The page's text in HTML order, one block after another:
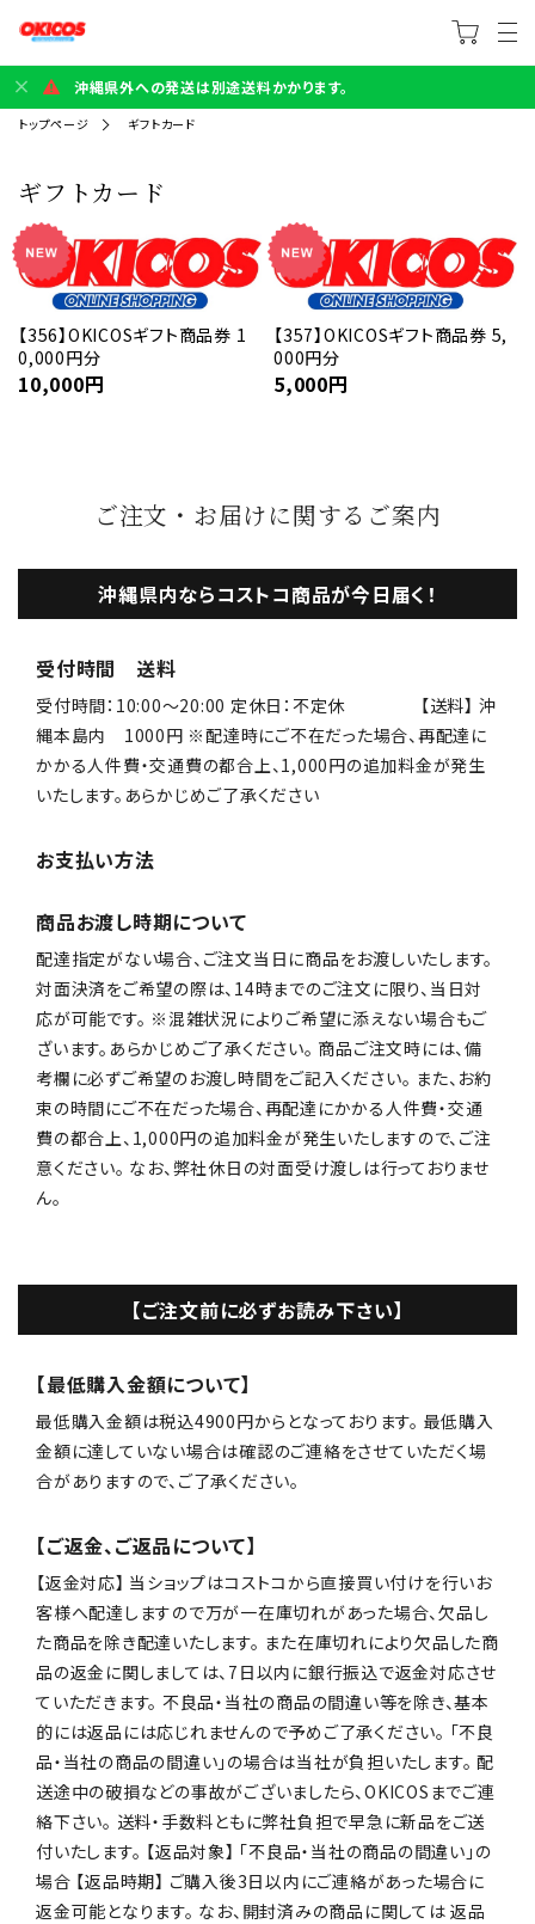
沖縄県外への発送は別途送料かかります。
トップページ ギフトカード
ギフトカード
【356】OKICOSギフト商品券 1
0,000円分
10,000円
【357】OKICOSギフト商品券 5,
000円分
5,000円
ご注文・お届けに関するご案内
沖縄県内ならコストコ商品が今日届く！
受付時間 送料
受付時間：10:00〜20:00 定休日：不定休 【送料】 沖
縄本島内 1000円 ※配達時にご不在だった場合、再配達に
かかる人件費・交通費の都合上、1,000円の追加料金が発生
いたします。あらかじめご了承ください
お支払い方法
商品お渡し時期について
配達指定がない場合、ご注文当日に商品をお渡しいたします。
対面決済をご希望の際は、14時までのご注文に限り、当日対
応が可能です。 ※混雑状況によりご希望に添えない場合もご
ざいます。あらかじめご了承ください。 商品ご注文時には、備
考欄に必ずご希望のお渡し時間をご記入ください。 また、お約
束の時間にご不在だった場合、再配達にかかる人件費・交通
費の都合上、1,000円の追加料金が発生いたしますので、ご注
意ください。 なお、弊社休日の対面受け渡しは行っておりませ
ん。
【ご注文前に必ずお読み下さい】
【最低購入金額について】
最低購入金額は税込4900円からとなっております。 最低購入
金額に達していない場合は確認のご連絡をさせていただく場
合がありますので、ご了承ください。
【ご返金、ご返品について】
【返金対応】 当ショップはコストコから直接買い付けを行いお
客様へ配達しますので万が一在庫切れがあった場合、欠品し
た商品を除き配達いたします。 また在庫切れにより欠品した商
品の返金に関しましては、7日以内に銀行振込で返金対応させ
ていただきます。 不良品・当社の商品の間違い等を除き、基本
的には返品には応じれませんので予めご了承ください。 「不良
品・当社の商品の間違い」の場合は当社が負担いたします。 配
送途中の破損などの事故がございましたら、OKICOSまでご連
絡下さい。 送料・手数料ともに弊社負担で早急に新品をご送
付いたします。 【返品対象】 「不良品・当社の商品の間違い」の
場合 【返品時期】 ご購入後3日以内にご連絡があった場合に
返金可能となります。 なお、開封済みの商品に関しては 返品